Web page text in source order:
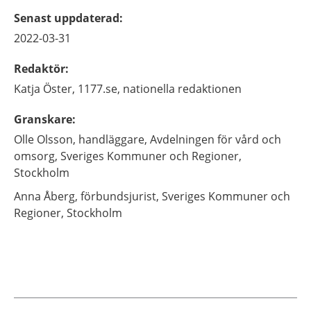
Senast uppdaterad:
2022-03-31
Redaktör:
Katja Öster, 1177.se, nationella redaktionen
Granskare:
Olle Olsson, handläggare, Avdelningen för vård och
omsorg, Sveriges Kommuner och Regioner,
Stockholm
Anna Åberg, förbundsjurist, Sveriges Kommuner och
Regioner, Stockholm